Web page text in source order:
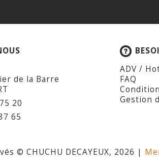
de la Barre
20
65
ADV /
FAQ
Gestion
© CHUCHU DECAYEUX, 2026 |